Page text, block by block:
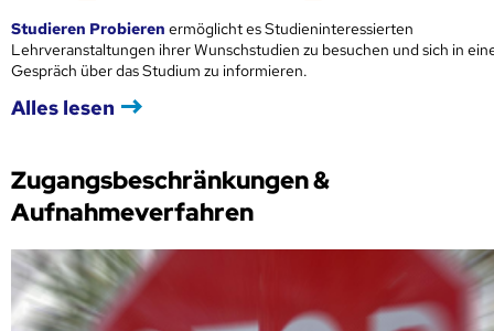
Studieren Probieren ermöglicht es Studieninteressierten
Lehrveranstaltungen ihrer Wunschstudien zu besuchen und sich in
Gespräch über das Studium zu informieren.
Alles lesen
Zugangsbeschränkungen &
Aufnahmeverfahren